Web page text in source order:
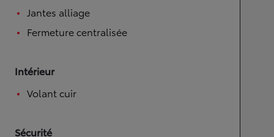
Jantes alliage
Fermeture centralisée
Intérieur
Volant cuir
Sécurité